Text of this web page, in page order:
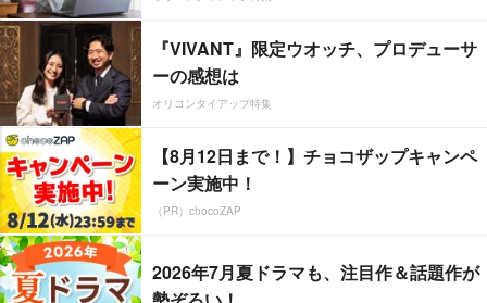
『VIVANT』限定ウオッチ、プロデューサ
ーの感想は
オリコンタイアップ特集
【8月12日まで！】チョコザップキャンペ
ーン実施中！
（PR）chocoZAP
2026年7月夏ドラマも、注目作＆話題作が